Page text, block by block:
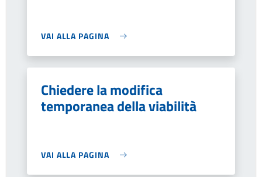
VAI ALLA PAGINA
Chiedere la modifica
temporanea della viabilità
VAI ALLA PAGINA